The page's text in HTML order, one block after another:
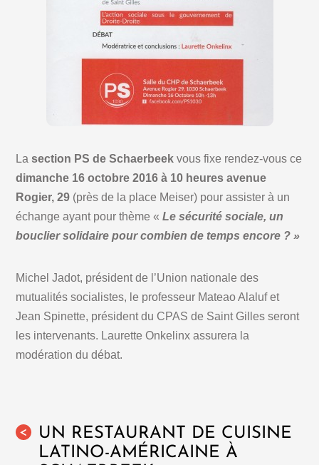
Lasection PS de Schaerbeek vous fixe rendez-vous ce
dimanche 16 octobre 2016 à 10 heures avenue
Rogier, 29 (près de la place Meiser) pour assister à un
échange ayant pour thème «Le sécurité sociale, un
bouclier solidaire pour combien de temps encore ? »
Michel Jadot, président de l’Union nationale des
mutualités socialistes, le professeur Mateao Alaluf et
Jean Spinette, président du CPAS de Saint Gilles seront
les intervenants. Laurette Onkelinx assurera la
modération du débat.
<
UN RESTAURANT DE CUISINE
LATINO-AMÉRICAINE À